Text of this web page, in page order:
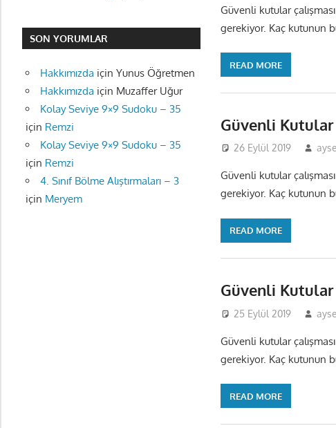
Güvenli kutular
gerekiyor. Kaç kutunun
READ MORE
Güvenli
26 Eylül 2019 ayse
Güvenli kutular
gerekiyor. Kaç kutunun
READ MORE
Güvenli
25 Eylül 2019 ayse
Güvenli kutular
gerekiyor. Kaç kutunun
READ MORE
SON YORUMLAR
Hakkımızda için Yunus Öğretmen
Hakkımızda için Muzaffer Uğur
Kolay Seviye 9×9 Sudoku – 35
için Remzi
Kolay Seviye 9×9 Sudoku – 35
için Remzi
4. Sınıf Bölme Alıştırmaları – 3
için Meryem